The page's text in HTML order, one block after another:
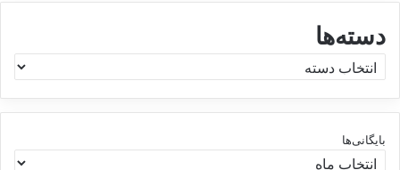
دسته‌ها
س
ت
ه
بایگانی‌ها